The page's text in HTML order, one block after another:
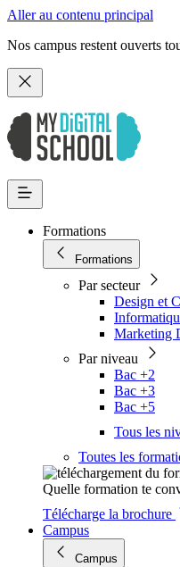
Aller au contenu principal
Nos campus restent ouverts
Formations
Formations
Par secteur
Design et
Marketing
Par niveau
Bac +2
Bac +3
Bac +5
Tous les
Toutes les
Quelle formation te
Télécharge la brochure
Campus
Campus